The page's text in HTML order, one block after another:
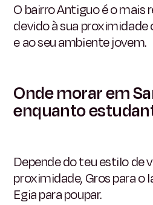
O bairro Antiguo é o mais
devido à sua
e ao seu ambiente jovem.
Onde morar em
enquanto
Depende do teu estilo de
proximidade, Gros para o
Egia para poupar.